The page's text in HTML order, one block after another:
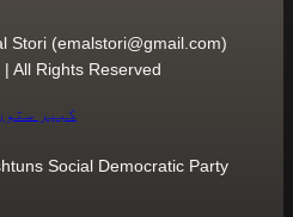
Stori (emalstori@gmail.com)
All Rights Reserved
کبیر
Social Democratic Party